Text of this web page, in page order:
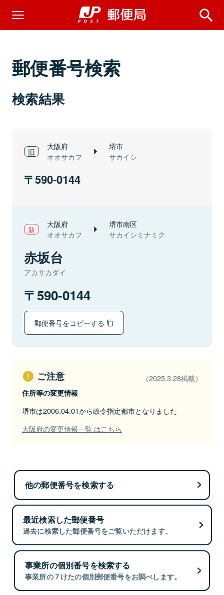
郵便番号検索
検索結果
大阪府
オオサカフ
堺市
サカイシ
590-0144
大阪府
オオサカフ
堺市南区
サカイシミナミク
赤坂台
アカサカダイ
590-0144
郵便番号をコピーする
ご注意 （2025.3.28掲載）
住所等の変更情報
堺市は2006.04.01から政令指定都市となりました
大阪府の変更情報一覧 はこちら
他の郵便番号を検索する
最近検索した郵便番号
過去に検索した郵便番号をご覧いただけます。
事業所の個別番号を検索する
事業所の７けたの個別郵便番号をお調べします。